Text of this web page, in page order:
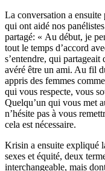
La conversation a ensuite
qui ont aidé nos
partagé: « Au début, je
tout le temps d’accord
s’entendre, qui partageait
avéré être un ami. Au fil
appris des femmes
qui vous respecte, vous
Quelqu’un qui vous met
n’hésite pas à vous
cela est nécessaire.
Krisin a ensuite expliqué
sexes et équité, deux
interchangeable, mais